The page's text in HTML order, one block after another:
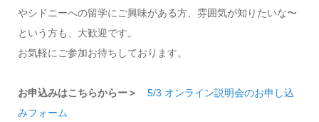
やシドニーへの留学にご興味がある方、雰囲気が知りたいな〜
という方も、大歓迎です。
お気軽にご参加お待ちしております。
お申込みはこちらからー＞ 5/3 オンライン説明会のお申し込
みフォーム